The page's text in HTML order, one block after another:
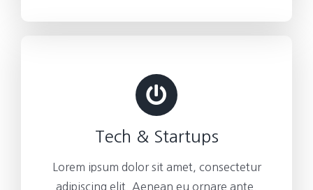
Tech & Startups
Lorem ipsum dolor sit amet, consectetur
adipiscing elit. Aenean eu ornare ante.